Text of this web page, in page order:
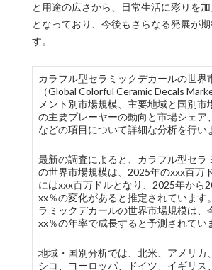
と用途の広さから、日常生活に彩りを
となっており、今後もさらなる発展が
す。
カラフル型セラミックデカールの世界
（Global Colorful Ceramic Decals
メント別市場規模、主要地域と国別市
の主要プレーヤーの動向と市場シェア
などの項目について詳細な分析を行い
最新の調査によると、カラフル型セラ
の世界市場規模は、2025年のxxx百万
にはxxx百万ドルとなり、2025年から
xx％の変化があると推定されています
ラミックデカールの世界市場規模は、
xx％の年率で成長すると予測されてい
地域・国別分析では、北米、アメリカ
シコ、ヨーロッパ、ドイツ、イギリス